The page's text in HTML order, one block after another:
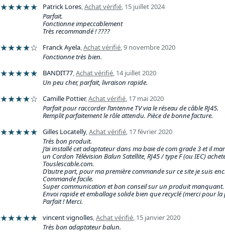
★★★★★ Patrick Lores,Achat vérifié, 15 juillet 2024
Parfait.
Fonctionne impeccablement
Très recommandé ! ????
★★★★☆ Franck Ayela,Achat vérifié,9 novembre 2020
Fonctionne très bien.
★★★★★ BANDIT77,Achat vérifié, 14 juillet 2020
Un peu cher, parfait, livraison rapide.
★★★★☆ Camille Pottier,Achat vérifié, 17 mai 2020
Parfait pour raccorder l’antenne TV via le réseau de câble RJ45.
Remplit parfaitement le rôle attendu. Pièce de bonne facture.
★★★★★ Gilles Locatelly,Achat vérifié, 17 février 2020
Très bon produit.
J’ai installé cet adaptateur dans ma baie de com grade 3 et il
un Cordon Télévision Balun Satellite, RJ45 / type F (ou IEC)
Touslescable.com.
D’autre part, pour ma première commande sur ce site je suis
Commande facile.
Super communication et bon conseil sur un produit manquant.
Envoi rapide et emballage solide bien que recyclé (merci pour la
Parfait ! Merci.
★★★★★ vincent vignolles,Achat vérifié, 15 janvier 2020
Très bon adaptateur balun.